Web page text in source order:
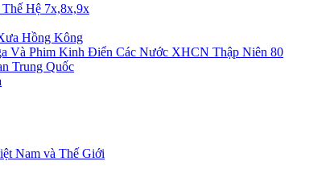
Hệ 7x,8x,9x
Hồng Kông
Và Phim Kinh Điển Các Nước XHCN Thập Niên 80
Trung Quốc
Nam và Thế Giới